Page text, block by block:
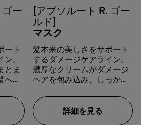
ー
ート
。
とま
へと
[アブソルート R. ゴー
ルド]
マスク
髪本来の美しさをサポート
するダメージケアライン。
濃厚なクリームがダメージ
ヘアを包み込み、しっかり
輝きのある仕上がりへと導
く。 ヘアタイプによってコ
ンディショナーかマスクか
詳細を見る